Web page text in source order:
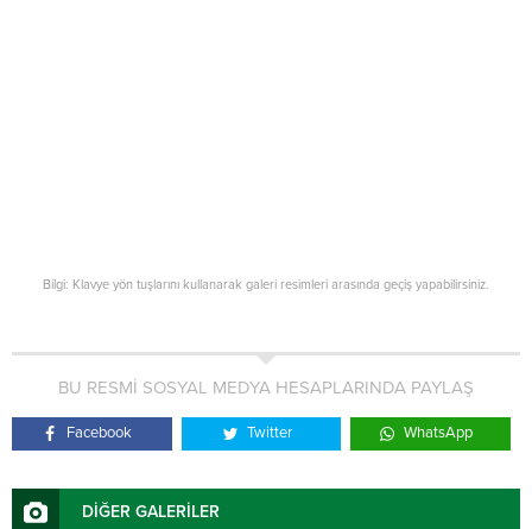
Bilgi: Klavye yön tuşlarını kullanarak galeri resimleri arasında geçiş yapabilirsiniz.
BU RESMİ SOSYAL MEDYA HESAPLARINDA PAYLAŞ
Facebook Twitter WhatsApp
DİĞER GALERİLER